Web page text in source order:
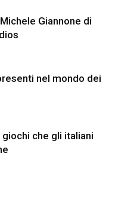
Giannone di
nel mondo dei
giochi che gli italiani